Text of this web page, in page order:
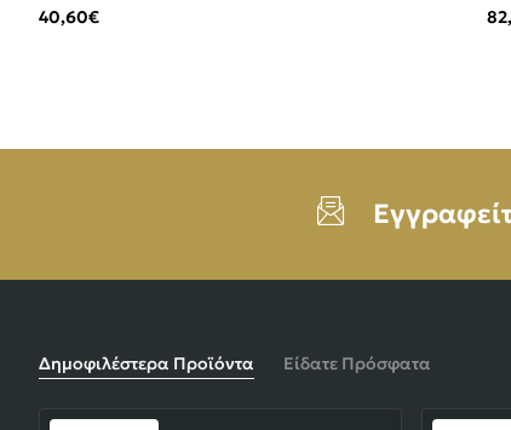
40,60€
Δημοφιλέστερα Προϊόντα Είδατε Πρόσφατα